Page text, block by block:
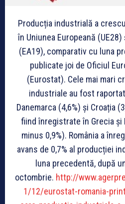
Producția industrială a
în Uniunea Europeană
(EA19), comparativ cu luna
publicate joi de Oficiul
(Eurostat). Cele mai mari
industriale au fost
Danemarca (4,6%) și Croația
fiind înregistrate în Grecia și
minus 0,9%). România a
avans de 0,7% al producției
luna precedentă, după
octombrie. http://
1/12/eurostat-romania-